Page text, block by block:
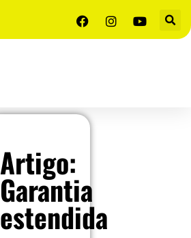
Artigo:
Garantia
estendida